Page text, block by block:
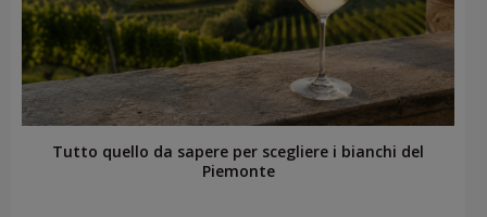
Tutto quello da sapere per scegliere i bianchi del
Piemonte